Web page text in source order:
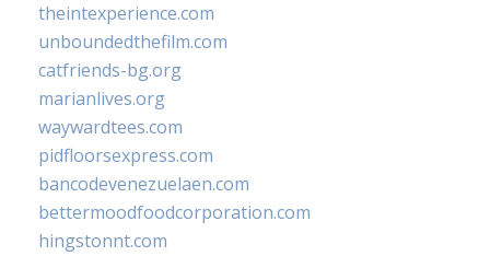
theintexperience.com
unboundedthefilm.com
catfriends-bg.org
marianlives.org
waywardtees.com
pidfloorsexpress.com
bancodevenezuelaen.com
bettermoodfoodcorporation.com
hingstonnt.com